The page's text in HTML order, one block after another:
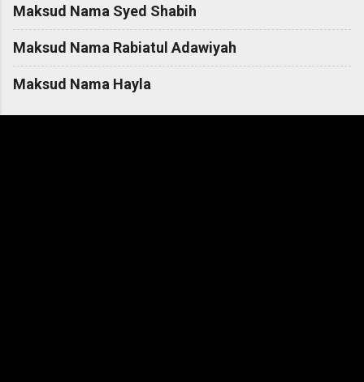
Maksud Nama Syed Shabih
Maksud Nama Rabiatul Adawiyah
Maksud Nama Hayla